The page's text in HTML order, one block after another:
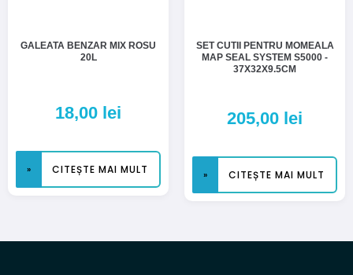
GALEATA BENZAR MIX ROSU
20L
18,00 lei
CITEȘTE MAI MULT
SET CUTII PENTRU MOMEALA
MAP SEAL SYSTEM S5000 -
37X32X9.5CM
205,00 lei
CITEȘTE MAI MULT